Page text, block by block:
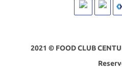
2021 © FOOD CLUB